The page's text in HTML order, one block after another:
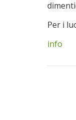
Per i
info